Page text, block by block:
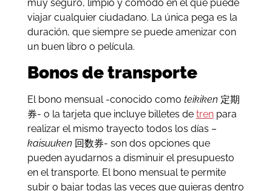
muy seguro, limpio y cómodo en el que puede
viajar cualquier ciudadano. La única pega es la
duración, que siempre se puede amenizar con
un buen libro o película.
Bonos de transporte
El bono mensual -conocido como teikiken 定期
券- o la tarjeta que incluye billetes de trenpara
realizar el mismo trayecto todos los días –
kaisuuken 回数券- son dos opciones que
pueden ayudarnos a disminuir el presupuesto
en el transporte. El bono mensual te permite
subir o bajar todas las veces que quieras dentro